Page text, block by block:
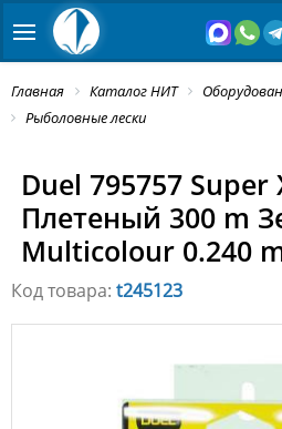
Главная Каталог НИТ
Рыболовные лески
Duel 795757 Super
Плетеный 300 m
Multicolour 0.240
Код товара: t245123